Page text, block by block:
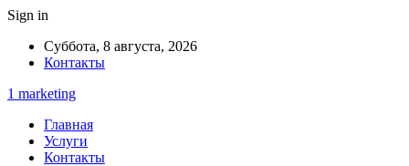
Sign in
Суббота, 8 августа, 2026
Контакты
1 marketing
Главная
Услуги
Контакты